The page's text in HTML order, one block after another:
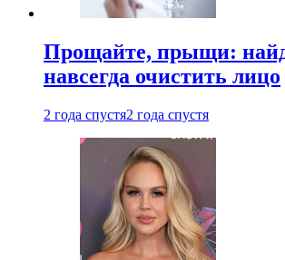
Прощайте, прыщи:
навсегда очистить лицо
2 года спустя2 года спустя